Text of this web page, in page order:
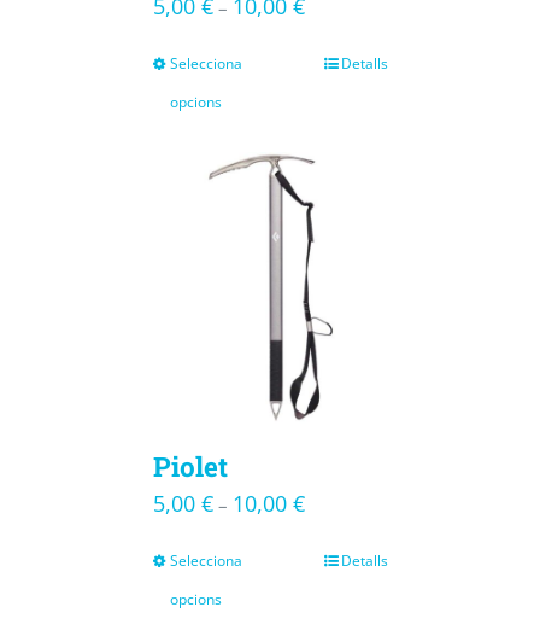
5,00 €– 10,00 €
Selecciona
opcions
Detalls
Piolet
5,00 €– 10,00 €
Selecciona
opcions
Detalls